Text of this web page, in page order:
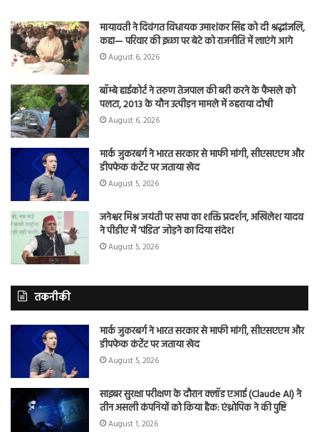
मायावती ने दिवंगत विधायक उमाशंकर सिंह को दी श्रद्धांजलि,
कहा— परिवार की इच्छा पर बेटे को राजनीति में लाएंगे आगे
August 6, 2026
बॉम्बे हाईकोर्ट ने तरुण तेजपाल की बरी करने के फैसले को
पलटा, 2013 के यौन उत्पीड़न मामले में ठहराया दोषी
August 6, 2026
मार्क जुकरबर्ग ने भारत सरकार से माफी मांगी, सीएसएएम और
डीपफेक कंटेंट पर जताया खेद
August 5, 2026
जनेश्वर मिश्र जयंती पर सपा का शक्ति प्रदर्शन, अखिलेश यादव
ने पीडीए में ‘पंडित’ जोड़ने का दिया संदेश
August 5, 2026
तकनीकी
मार्क जुकरबर्ग ने भारत सरकार से माफी मांगी, सीएसएएम और
डीपफेक कंटेंट पर जताया खेद
August 5, 2026
साइबर सुरक्षा परीक्षण के दौरान क्लॉड एआई (Claude AI) ने
तीन असली कंपनियों को किया हैक: एंथ्रोपिक ने की पुष्टि
August 1, 2026